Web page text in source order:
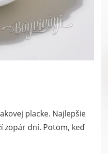
placke. Najlepšie
zopár dní. Potom, keď